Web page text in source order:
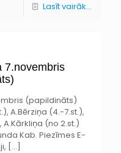
Lasīt vairāk...
7.novembris
(papildināts)
A.Bērziņa (4.-7.st.),
A.Kārkliņa (no 2.st.)
Kab. Piezīmes E-
[…]